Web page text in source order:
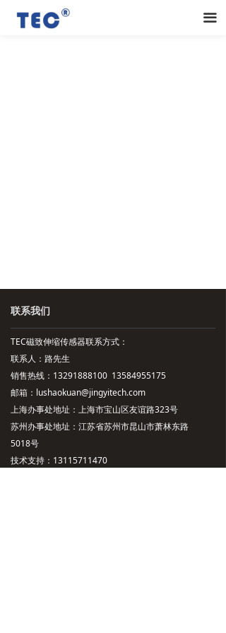
끀
联系我们
TEC磁致伸缩传感器联系方式：
联系人：路先生
销售热线：13291888100 13584955175
邮箱：lushaokuan@jingyitech.com
上海办事处地址：上海市宝山区友谊路323号
苏州办事处地址：江苏省苏州市昆山市萧林东路
5018号
技术支持：13115711470